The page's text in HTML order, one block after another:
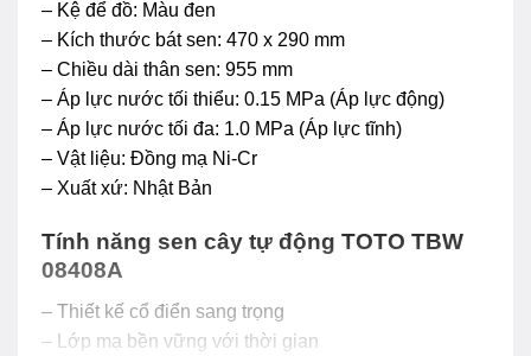
– Kệ để đồ: Màu đen
– Kích thước bát sen: 470 x 290 mm
– Chiều dài thân sen: 955 mm
– Áp lực nước tối thiểu: 0.15 MPa (Áp lực động)
– Áp lực nước tối đa: 1.0 MPa (Áp lực tĩnh)
– Vật liệu: Đồng mạ Ni-Cr
– Xuất xứ: Nhật Bản
Tính năng sen cây tự động TOTO TBW
08408A
– Thiết kế cổ điển sang trọng
– Lớp mạ bền vững với thời gian